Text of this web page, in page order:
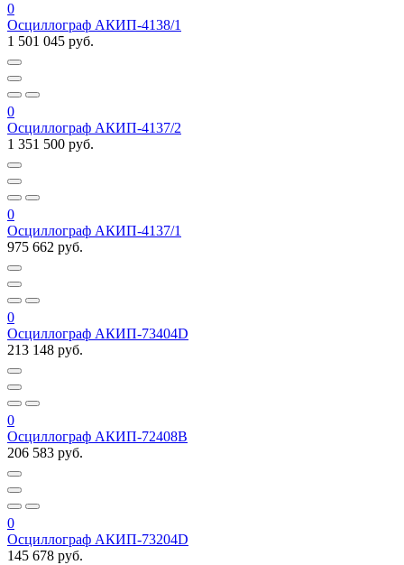
0
Осциллограф АКИП-4138/1
1 501 045 руб.
0
Осциллограф АКИП-4137/2
1 351 500 руб.
0
Осциллограф АКИП-4137/1
975 662 руб.
0
Осциллограф АКИП-73404D
213 148 руб.
0
Осциллограф АКИП-72408B
206 583 руб.
0
Осциллограф АКИП-73204D
145 678 руб.